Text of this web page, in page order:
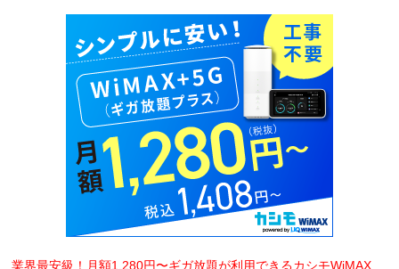
業界最安級！月額1,280円〜ギガ放題が利用できるカシモWiMAX